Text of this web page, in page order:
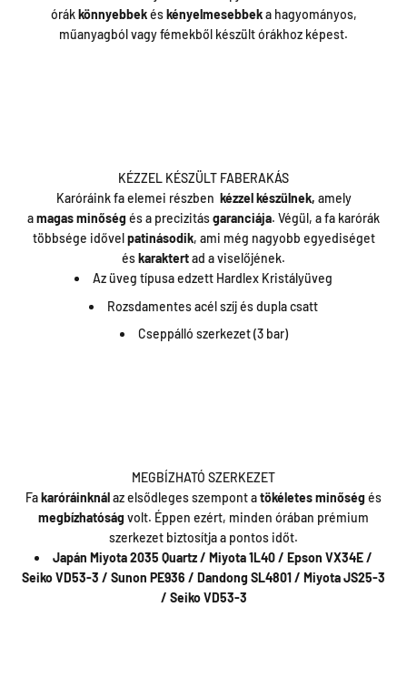
órák könnyebbekés kényelmesebbeka hagyományos,
műanyagból vagy fémekből készült órákhoz képest.
KÉZZEL KÉSZÜLT FABERAKÁS
Karóráink fa elemei részben kézzel készülnek, amely
amagasminőség és a precizitásgaranciája. Végül, a fa karórák
többsége idővel patinásodik, ami még nagyobb egyediséget
és karaktertad a viselőjének.
Az üveg típusa edzett Hardlex Kristályüveg
Rozsdamentes acél szíj és dupla csatt
Cseppálló szerkezet (3 bar)
MEGBÍZHATÓ SZERKEZET
Fakaróráinknálaz elsődleges szempont atökéletesminőség és
megbízhatóság volt. Éppen ezért, minden órában prémium
szerkezet biztosítja a pontos időt.
Japán Miyota 2035 Quartz / Miyota 1L40 / Epson VX34E /
Seiko VD53-3 / Sunon PE936 / Dandong SL4801 / Miyota JS25-3
/ Seiko VD53-3